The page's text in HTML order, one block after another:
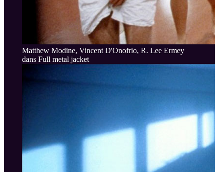
Matthew Modine, Vincent D'Onofrio, R. Lee Ermey
dans Full metal jacket